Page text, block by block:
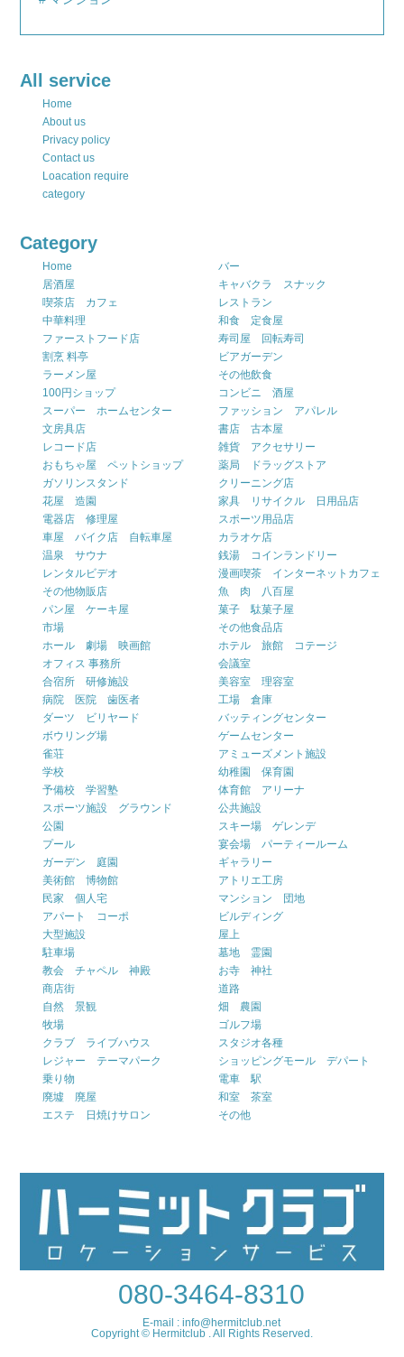
All service
Home
About us
Privacy policy
Contact us
Loacation require
category
Category
Home
バー
居酒屋
キャバクラ スナック
喫茶店 カフェ
レストラン
中華料理
和食 定食屋
ファーストフード店
寿司屋 回転寿司
割烹 料亭
ビアガーデン
ラーメン屋
その他飲食
100円ショップ
コンビニ 酒屋
スーパー ホームセンター
ファッション アパレル
文房具店
書店 古本屋
レコード店
雑貨 アクセサリー
おもちゃ屋 ペットショップ
薬局 ドラッグストア
ガソリンスタンド
クリーニング店
花屋 造園
家具 リサイクル 日用品店
電器店 修理屋
スポーツ用品店
車屋 バイク店 自転車屋
カラオケ店
温泉 サウナ
銭湯 コインランドリー
レンタルビデオ
漫画喫茶 インターネットカフェ
その他物販店
魚 肉 八百屋
パン屋 ケーキ屋
菓子 駄菓子屋
市場
その他食品店
ホール 劇場 映画館
ホテル 旅館 コテージ
オフィス 事務所
会議室
合宿所 研修施設
美容室 理容室
病院 医院 歯医者
工場 倉庫
ダーツ ビリヤード
バッティングセンター
ボウリング場
ゲームセンター
雀荘
アミューズメント施設
学校
幼稚園 保育園
予備校 学習塾
体育館 アリーナ
スポーツ施設 グラウンド
公共施設
公園
スキー場 ゲレンデ
プール
宴会場 パーティールーム
ガーデン 庭園
ギャラリー
美術館 博物館
アトリエ工房
民家 個人宅
マンション 団地
アパート コーポ
ビルディング
大型施設
屋上
駐車場
墓地 霊園
教会 チャペル 神殿
お寺 神社
商店街
道路
自然 景観
畑 農園
牧場
ゴルフ場
クラブ ライブハウス
スタジオ各種
レジャー テーマパーク
ショッピングモール デパート
乗り物
電車 駅
廃墟 廃屋
和室 茶室
エステ 日焼けサロン
その他
080-3464-8310
E-mail : info@hermitclub.net
Copyright © Hermitclub . All Rights Reserved.